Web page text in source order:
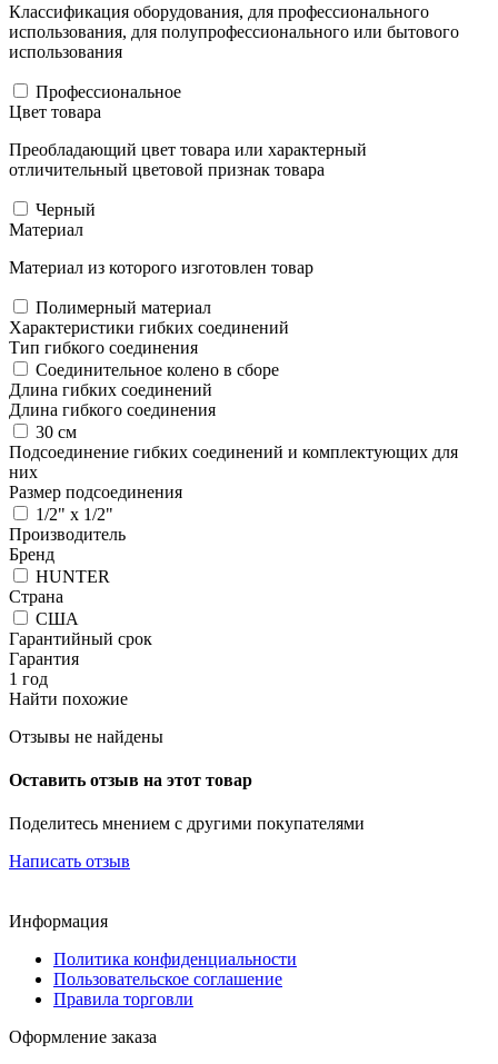
Классификация оборудования, для профессионального
использования, для полупрофессионального или бытового
использования
Профессиональное
Цвет товара
Преобладающий цвет товара или характерный
отличительный цветовой признак товара
Черный
Материал
Материал из которого изготовлен товар
Полимерный материал
Характеристики гибких соединений
Тип гибкого соединения
Соединительное колено в сборе
Длина гибких соединений
Длина гибкого соединения
30 см
Подсоединение гибких соединений и комплектующих для
них
Размер подсоединения
1/2" x 1/2"
Производитель
Бренд
HUNTER
Страна
США
Гарантийный срок
Гарантия
1 год
Найти похожие
Отзывы не найдены
Оставить отзыв на этот товар
Поделитесь мнением с другими покупателями
Написать отзыв
Информация
Политика конфиденциальности
Пользовательское соглашение
Правила торговли
Оформление заказа